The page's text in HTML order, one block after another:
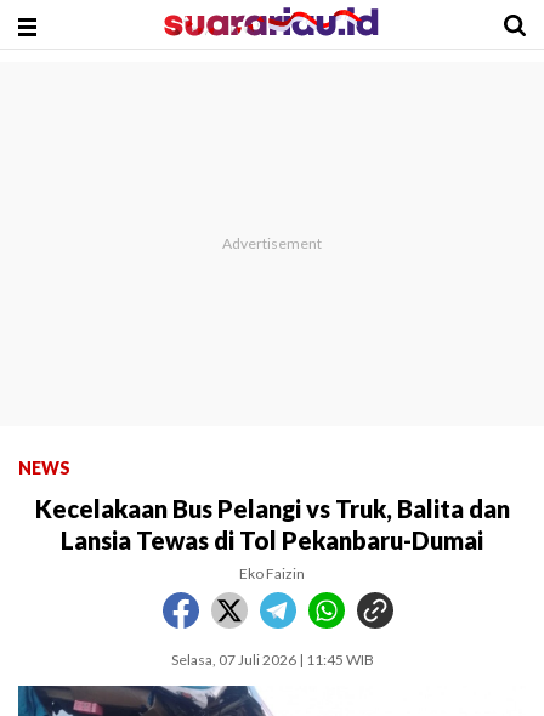
NEWS
Kecelakaan Bus Pelangi vs Truk, Balita dan
Lansia Tewas di Tol Pekanbaru-Dumai
Eko Faizin
Selasa, 07 Juli 2026 | 11:45 WIB